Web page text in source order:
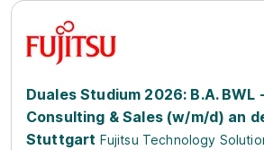
Duales Studium 2026: B.A. BWL
Consulting & Sales (w/m/d) an
Stuttgart Fujitsu Technology